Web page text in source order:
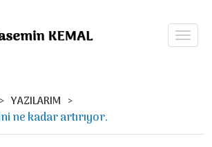
YAZILARIM
ne kadar artırıyor.